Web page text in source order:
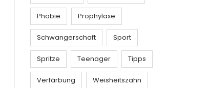
Phobie Prophylaxe
Schwangerschaft Sport
Spritze Teenager Tipps
Verfärbung Weisheitszahn